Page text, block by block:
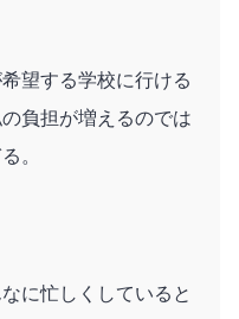
望する学校に行ける
負担が増えるのでは
。
に忙しくしていると